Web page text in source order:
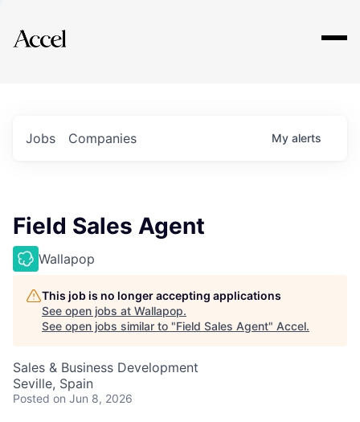
Explore
Jobs Companies My alerts
Field Sales Agent
Wallapop
This job is no longer accepting applications
See open jobs at Wallapop.
See open jobs similar to "Field Sales Agent" Accel.
Sales & Business Development
Seville, Spain
Posted on Jun 8, 2026